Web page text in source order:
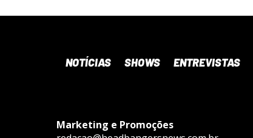
NOTÍCIAS SHOWS ENTREVISTAS
Marketing e Promoções